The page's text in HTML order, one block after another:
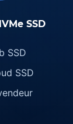
SSD
SSD
SSD